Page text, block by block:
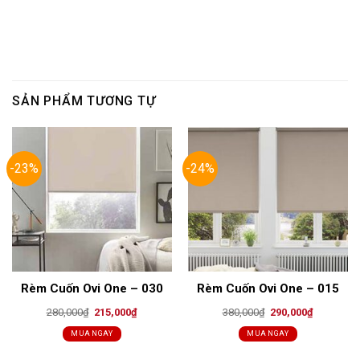
SẢN PHẨM TƯƠNG TỰ
-23%
Rèm Cuốn Ovi One – 030
280,000₫ Original
was:
280,000₫.
215,000₫Current
MUA NGAY
-24%
Rèm Cuốn Ovi One – 015
380,000₫ Original
was:
380,000₫.
290,000₫Current
MUA NGAY